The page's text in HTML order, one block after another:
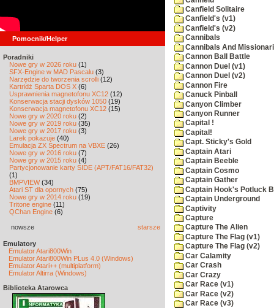
Pomocnik/Helper
Poradniki
Nowe gry w 2026 roku (1)
SFX-Engine w MAD Pascalu (3)
Narzędzie do tworzenia scrolli (12)
Kartridż Sparta DOS X (6)
Usprawnienia magnetofonu XC12 (12)
Konserwacja stacji dysków 1050 (19)
Konserwacja magnetofonu XC12 (15)
Nowe gry w 2020 roku (2)
Nowe gry w 2019 roku (35)
Nowe gry w 2017 roku (3)
Larek pokazuje (40)
Emulacja ZX Spectrum na VBXE (26)
Nowe gry w 2016 roku (7)
Nowe gry w 2015 roku (4)
Partycjonowanie karty SIDE (APT/FAT16/FAT32)
(1)
BMPVIEW(34)
Atari ST dla opornych (75)
Nowe gry w 2014 roku (19)
Tritone engine (11)
QChan Engine (6)
nowsze starsze
Emulatory
Emulator Atari800Win
Emulator Atari800Win PLus 4.0 (Windows)
Emulator Atari++ (multiplatform)
Emulator Altirra (Windows)
Biblioteka Atarowca
Canfield Solitaire
Canfield's (v1)
Canfield's (v2)
Cannibals
Cannibals And
Cannon Ball Battle
Cannon Duel (v1)
Cannon Duel (v2)
Cannon Fire
Canuck Pinball
Canyon Climber
Canyon Runner
Capital !
Capital!
Capt. Sticky's Gold
Captain Atari
Captain Beeble
Captain Cosmo
Captain Gather
Captain Hook's Potluck
Captain Underground
Captivity
Capture
Capture The Alien
Capture The Flag (v1)
Capture The Flag (v2)
Car Calamity
Car Crash
Car Crazy
Car Race (v1)
Car Race (v2)
Car Race (v3)